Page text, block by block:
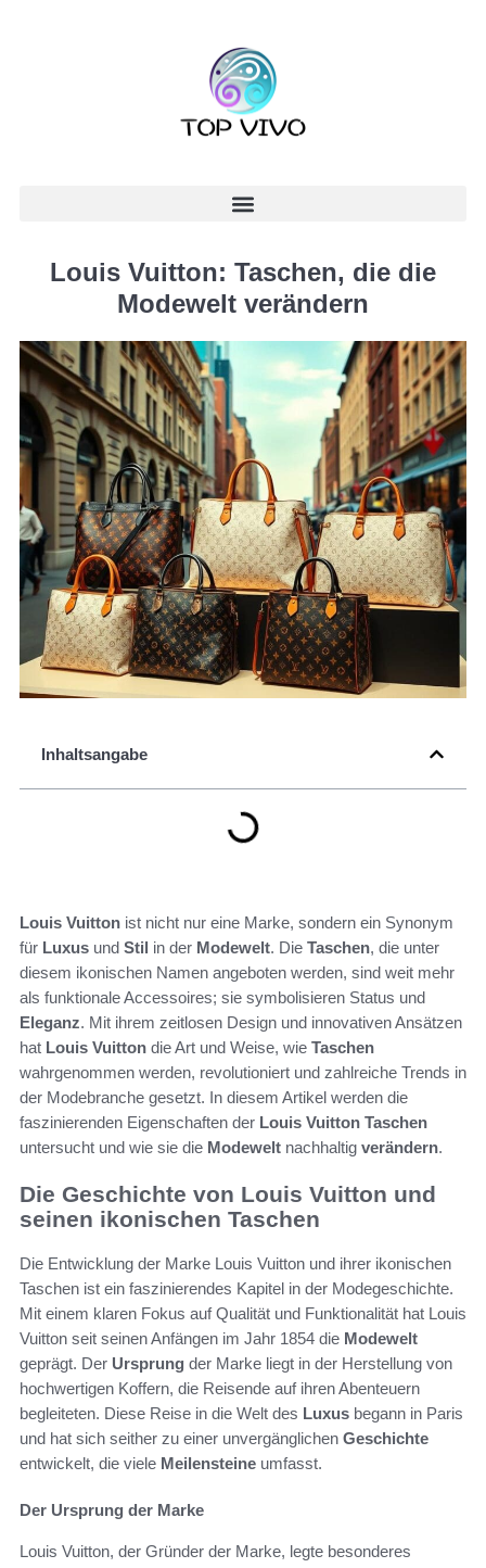
Louis Vuitton: Taschen, die die
Modewelt verändern
Inhaltsangabe
Louis Vuitton ist nicht nur eine Marke, sondern ein Synonym
für Luxus und Stil in der Modewelt. Die Taschen, die unter
diesem ikonischen Namen angeboten werden, sind weit mehr
als funktionale Accessoires; sie symbolisieren Status und
Eleganz. Mit ihrem zeitlosen Design und innovativen Ansätzen
hat Louis Vuitton die Art und Weise, wie Taschen
wahrgenommen werden, revolutioniert und zahlreiche Trends in
der Modebranche gesetzt. In diesem Artikel werden die
faszinierenden Eigenschaften der Louis Vuitton Taschen
untersucht und wie sie die Modewelt nachhaltig verändern.
Die Geschichte von Louis Vuitton und
seinen ikonischen Taschen
Die Entwicklung der Marke Louis Vuitton und ihrer ikonischen
Taschen ist ein faszinierendes Kapitel in der Modegeschichte.
Mit einem klaren Fokus auf Qualität und Funktionalität hat Louis
Vuitton seit seinen Anfängen im Jahr 1854 die Modewelt
geprägt. Der Ursprung der Marke liegt in der Herstellung von
hochwertigen Koffern, die Reisende auf ihren Abenteuern
begleiteten. Diese Reise in die Welt des Luxus begann in Paris
und hat sich seither zu einer unvergänglichen Geschichte
entwickelt, die viele Meilensteine umfasst.
Der Ursprung der Marke
Louis Vuitton, der Gründer der Marke, legte besonderes